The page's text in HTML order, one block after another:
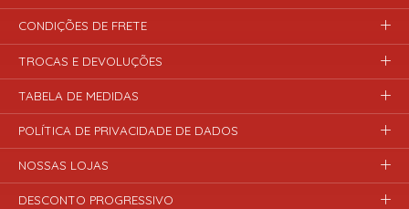
CONDIÇÕES DE FRETE
TROCAS E DEVOLUÇÕES
TABELA DE MEDIDAS
POLÍTICA DE PRIVACIDADE DE DADOS
NOSSAS LOJAS
DESCONTO PROGRESSIVO